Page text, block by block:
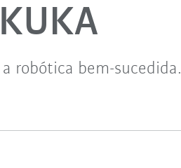
robótica bem-sucedida.